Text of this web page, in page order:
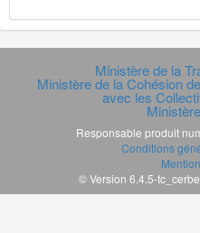
Ministère de la
Ministère de la Cohésion
avec les
Responsable produit
Conditions
© Version 6.4.5-